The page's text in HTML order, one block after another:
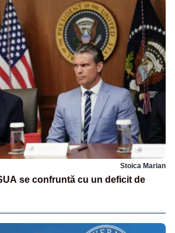
Stoica Marian
se confruntă cu un deficit de